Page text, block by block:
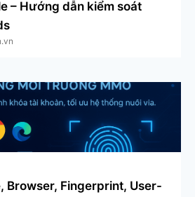
– Hướng dẫn kiểm soát
Browser, Fingerprint, User-